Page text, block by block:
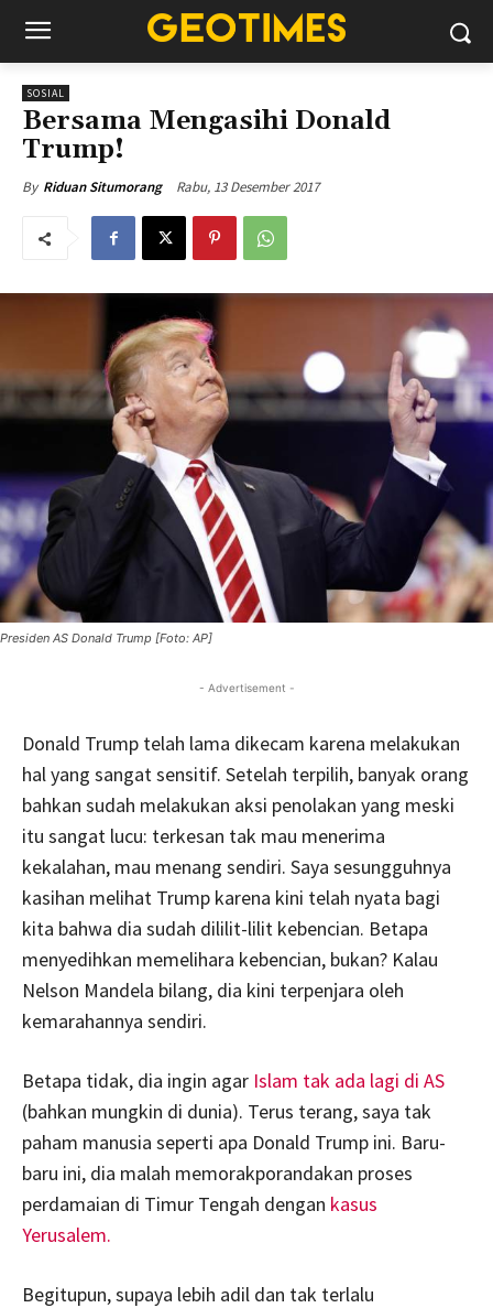
SOSIAL
Bersama Mengasihi Donald
Trump!
By Riduan Situmorang Rabu, 13 Desember 2017
Presiden AS Donald Trump [Foto: AP]
- Advertisement -
Donald Trump telah lama dikecam karena melakukan
hal yang sangat sensitif. Setelah terpilih, banyak orang
bahkan sudah melakukan aksi penolakan yang meski
itu sangat lucu: terkesan tak mau menerima
kekalahan, mau menang sendiri. Saya sesungguhnya
kasihan melihat Trump karena kini telah nyata bagi
kita bahwa dia sudah dililit-lilit kebencian. Betapa
menyedihkan memelihara kebencian, bukan? Kalau
Nelson Mandela bilang, dia kini terpenjara oleh
kemarahannya sendiri.
Betapa tidak, dia ingin agar Islam tak ada lagi di AS
(bahkan mungkin di dunia). Terus terang, saya tak
paham manusia seperti apa Donald Trump ini. Baru-
baru ini, dia malah memorakporandakan proses
perdamaian di Timur Tengah dengan kasus
Yerusalem.
Begitupun, supaya lebih adil dan tak terlalu